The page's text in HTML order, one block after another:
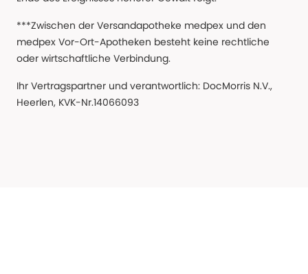
***Zwischen der Versandapotheke medpex und den
medpex Vor-Ort-Apotheken besteht keine rechtliche
oder wirtschaftliche Verbindung.
Ihr Vertragspartner und verantwortlich: DocMorris N.V.,
Heerlen, KVK-Nr.14066093